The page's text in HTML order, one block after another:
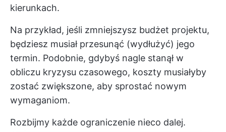
kierunkach.
Na przykład, jeśli zmniejszysz budżet projektu,
będziesz musiał przesunąć (wydłużyć) jego
termin. Podobnie, gdybyś nagle stanął w
obliczu kryzysu czasowego, koszty musiałyby
zostać zwiększone, aby sprostać nowym
wymaganiom.
Rozbijmy każde ograniczenie nieco dalej.